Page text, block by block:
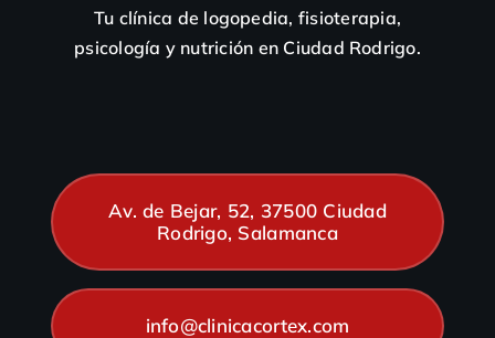
Tu clínica de logopedia, fisioterapia,
psicología y nutrición en Ciudad Rodrigo.
Av. de Bejar, 52, 37500 Ciudad
Rodrigo, Salamanca
info@clinicacortex.com